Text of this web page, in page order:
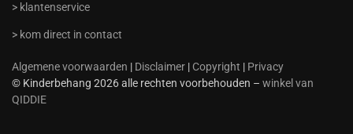
> klantenservice
> kom direct in contact
Algemene voorwaarden | Disclaimer | Copyright | Privacy
© Kinderbehang 2026 alle rechten voorbehouden – winkel van
QIDDIE